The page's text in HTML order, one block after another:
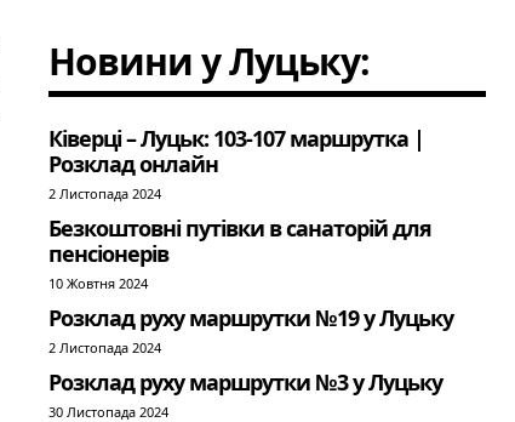
Новини у Луцьку:
Ківерці – Луцьк: 103-107 маршрутка |
Розклад онлайн
2 Листопада 2024
Безкоштовні путівки в санаторій для
пенсіонерів
10 Жовтня 2024
Розклад руху маршрутки №19 у Луцьку
2 Листопада 2024
Розклад руху маршрутки №3 у Луцьку
30 Листопада 2024